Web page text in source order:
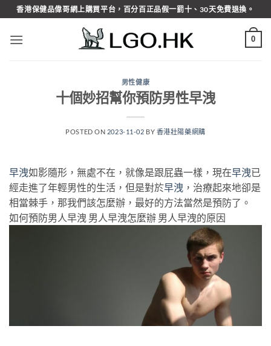
Skip
to
content
香港保健品偉哥網上購買平台，百分百正品假一罰十、30天免費退換。
0
男性健康
十個妙招幫你預防男性早洩
POSTED ON 2023-11-02 BY 香港壯陽藥網購
早洩如影隨形，無處不在，就像是跟屁蟲一樣，現在早洩已
經走進了年輕男性的生活，但是對於早洩 ，治療起來地卻是
相當棘手，那我們該怎麼辦，最好的方法當然是預防了。
如何預防男人早洩 男人早洩怎麼辦 男人早洩的原因